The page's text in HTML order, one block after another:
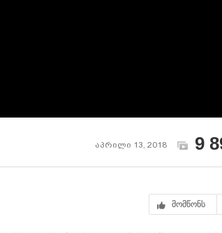
აპრილი 13, 2018 9
მომწონს